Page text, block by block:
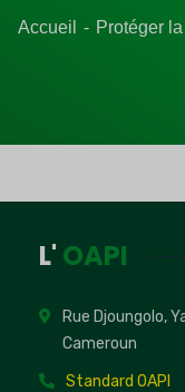
Accueil Protéger la
L' OAPI
Rue Djoungolo,
Cameroun
Standard OAPI